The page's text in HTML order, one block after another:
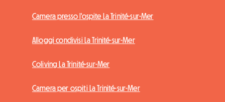
Camera presso l'ospite La Trinité-sur-Mer
Alloggi condivisi La Trinité-sur-Mer
Coliving La Trinité-sur-Mer
Camera per ospiti La Trinité-sur-Mer